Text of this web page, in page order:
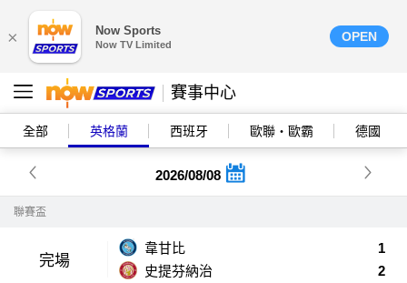
× Now Sports
Now TV Limited
OPEN
賽事中心
全部 英格蘭 西班牙 歐聯‧歐霸 德國
2026/08/08
聯賽盃
完場
韋甘比
史提芬納治
1
2